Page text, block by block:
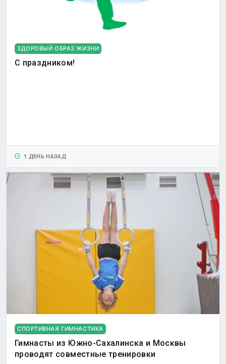
ЗДОРОВЫЙ ОБРАЗ ЖИЗНИ
С праздником!
1 ДЕНЬ НАЗАД
СПОРТИВНАЯ ГИМНАСТИКА
Гимнасты из Южно-Сахалинска и Москвы
проводят совместные тренировки